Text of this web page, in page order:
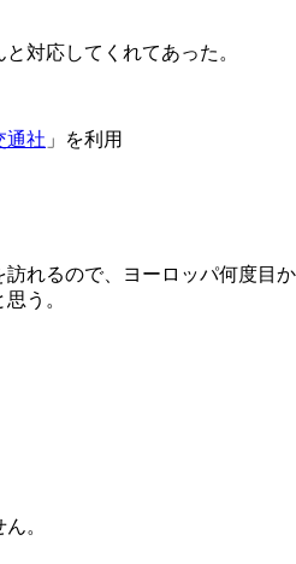
対応してくれてあった。
通社 」を利用
れるので、ヨーロッパ何度目か
う。
。